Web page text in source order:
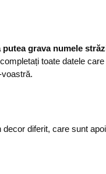
putea grava numele
toate datele
diferit, care sunt